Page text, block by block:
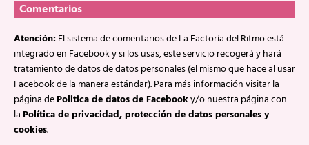
Comentarios
Atención:El sistema de comentarios de La Factoría del Ritmo está
integrado en Facebook y si los usas, este servicio recogerá y hará
tratamiento de datos de datos personales (el mismo que hace al usar
Facebook de la manera estándar). Para más información visitar la
página dePolitica de datos de Facebooky/o nuestra página con
laPolítica de privacidad, protección de datos personales y
cookies.